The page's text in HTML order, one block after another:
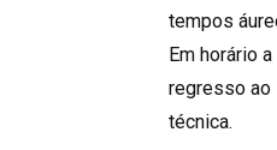
tempos
Em horário
regresso ao
técnica.